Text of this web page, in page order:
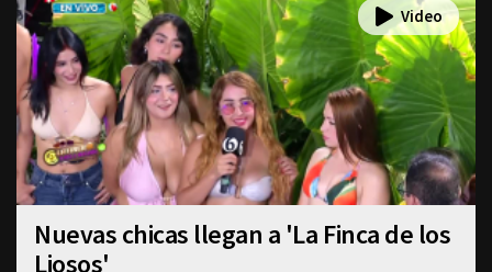
Nuevas chicas llegan a 'La Finca de los
Liosos'